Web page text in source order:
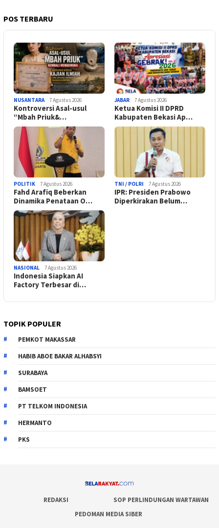
POS TERBARU
NUSANTARA 7 Agustus 2026
Kontroversi Asal-usul
“Mbah Priuk&…
JABAR 7 Agustus 2026
Ketua Komisi II DPRD
Kabupaten Bekasi Ap…
POLITIK 7 Agustus 2026
Fahd Arafiq Beberkan
Dinamika Penataan O…
TNI / POLRI 7 Agustus 2026
IPR: Presiden Prabowo
Diperkirakan Belum…
NASIONAL 7 Agustus 2026
Indonesia Siapkan AI
Factory Terbesar di…
TOPIK POPULER
PEMKOT MAKASSAR
HABIB ABOE BAKAR ALHABSYI
SURABAYA
BAMSOET
PT TELKOM INDONESIA
HERMANTO
PKS
REDAKSI
SOP PERLINDUNGAN WARTAWAN
PEDOMAN MEDIA SIBER